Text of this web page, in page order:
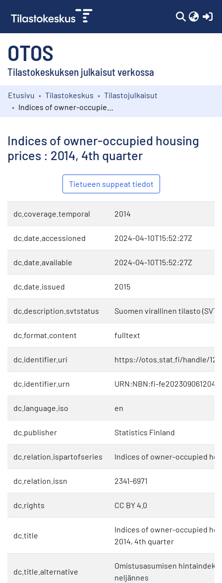
OTOS
Tilastokeskuksen julkaisut verkossa
Kokoelmat
Etusivu Tilastokeskus
Tilastojulkaisut
Indices of owner-occupied housing
prices : 2014, 4th quarter
Tietueen suppeat tiedot
dc.coverage.temporal 2014
dc.date.accessioned 2024-04-10T15:52:27Z
dc.date.available 2024-04-10T15:52:27Z
dc.date.issued 2015
dc.description.svtstatus Suomen virallinen tilasto (SVT)
dc.format.content fulltext
dc.identifier.uri https://otos.stat.fi/handle/
dc.identifier.urn URN:NBN:fi-
dc.language.iso en
dc.publisher Statistics Finland
dc.relation.ispartofseries Indices of owner-occupied
dc.relation.issn 2341-6971
dc.rights CC BY 4.0
dc.title
Indices of owner-occupied
2014, 4th quarter
dc.title.alternative
Omistusasumisen
neljännes